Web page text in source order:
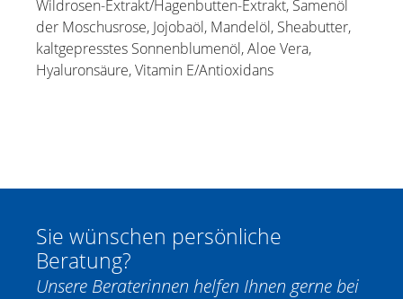
Wildrosen-Extrakt/Hagenbutten-Extrakt, Samenöl
der Moschusrose, Jojobaöl, Mandelöl, Sheabutter,
kaltgepresstes Sonnenblumenöl, Aloe Vera,
Hyaluronsäure, Vitamin E/Antioxidans
Sie wünschen persönliche
Beratung?
Unsere Beraterinnen helfen Ihnen gerne bei